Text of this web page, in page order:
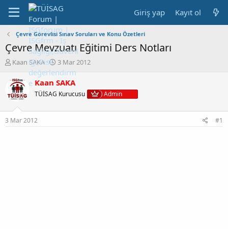
Giriş yap Kayıt ol
Çevre Görevlisi Sınav Soruları ve Konu Özetleri
Çevre Mevzuatı Eğitimi Ders Notları
K
n
b
u
u
b
Kaan SAKA
B
a
ş
a
3 Mar 2012
Kaan SAKA
TÜİSAG Kurucusu Admin
3 Mar 2012 #1